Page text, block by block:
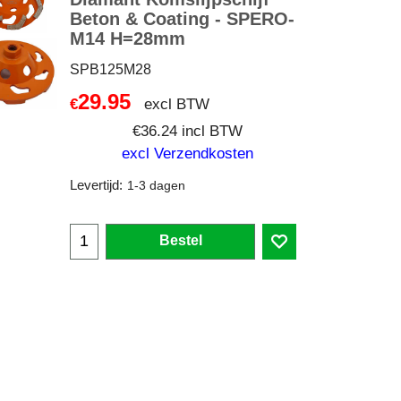
Beton & Coating - SPERO-
M14 H=28mm
SPB125M28
€29.95
excl BTW
€36.24 incl BTW
excl Verzendkosten
Levertijd: 1-3 dagen
Bestel